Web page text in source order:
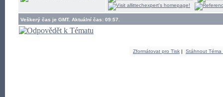
Veškerý čas je GMT. Aktuální čas: 09:57.
Zformátovat pro Tisk | Stáhnout Téma